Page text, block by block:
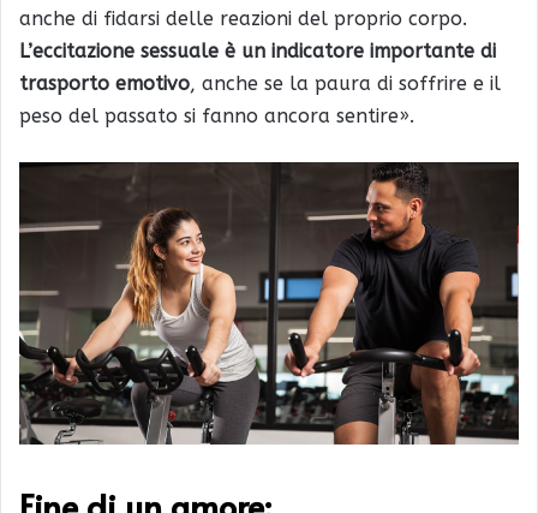
anche di fidarsi delle reazioni del proprio corpo.
L’eccitazione sessuale è un indicatore importante di
trasporto emotivo, anche se la paura di soffrire e il
peso del passato si fanno ancora sentire».